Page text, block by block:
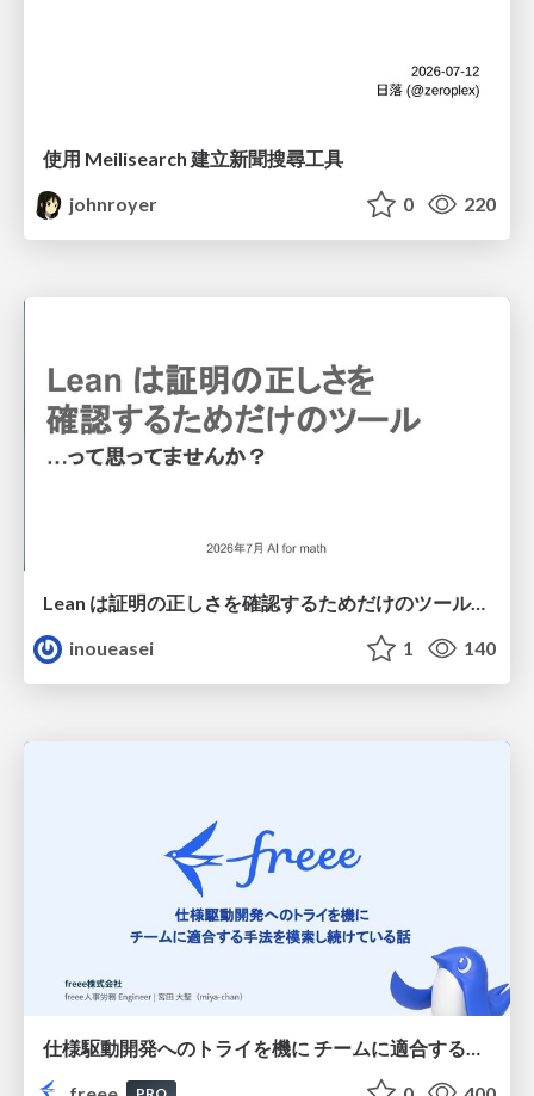
使用 Meilisearch 建立新聞搜尋工具
johnroyer
0 220
Lean は証明の正しさを確認するためだけのツールって思ってませんか？
inoueasei
1 140